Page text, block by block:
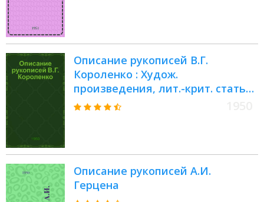
Описание рукописей В.Г.
Короленко : Худож.
произведения, лит.-крит. статьи,
ист. и этногр. работы, записные
Описание рукописей А.И.
Герцена